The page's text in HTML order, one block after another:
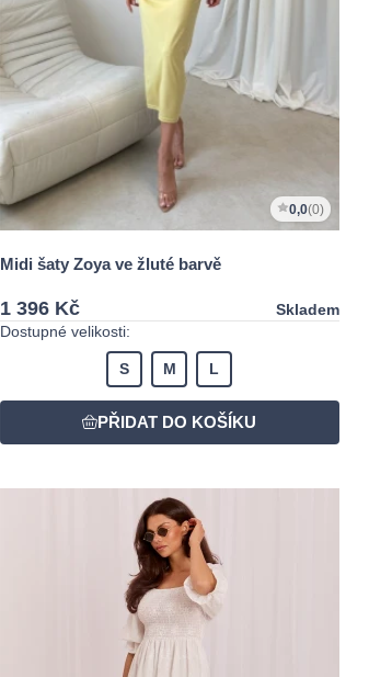
0,0(0)
Midi šaty Zoya ve žluté barvě
1 396 Kč
Skladem
Dostupné velikosti:
S M L